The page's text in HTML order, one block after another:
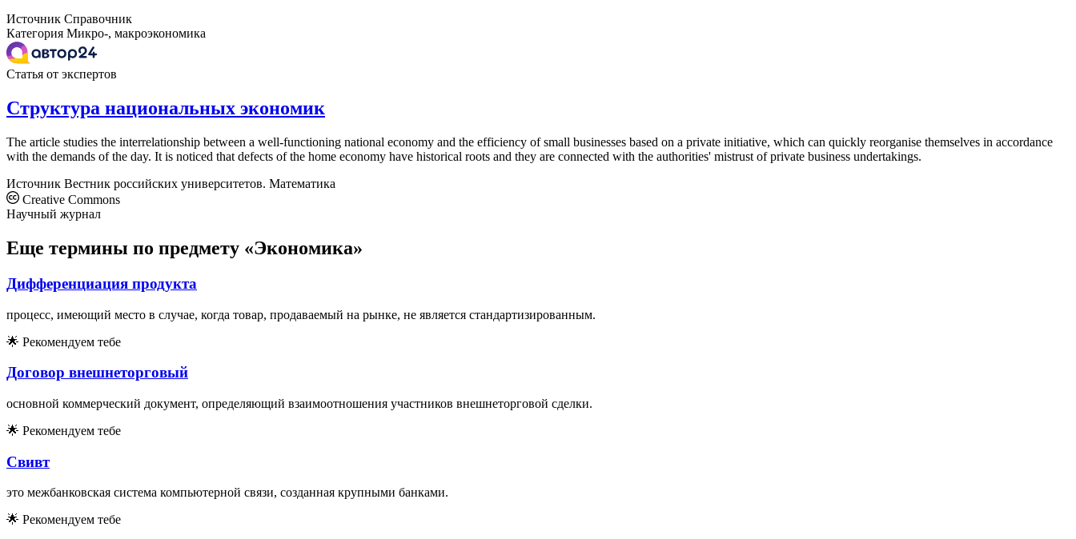
Источник Справочник
Категория Микро-, макроэкономика
Статья от экспертов
Структура национальных экономик
The article studies the interrelationship between a well-functioning national economy and the efficiency of small businesses based on a private initiative, which can quickly reorganise themselves in accordance
with the demands of the day. It is noticed that defects of the home economy have historical roots and they are connected with the authorities' mistrust of private business undertakings.
Источник Вестник российских университетов. Математика
Creative Commons
Научный журнал
Еще термины по предмету «Экономика»
Дифференциация продукта
процесс, имеющий место в случае, когда товар, продаваемый на рынке, не является стандартизированным.
🌟 Рекомендуем тебе
Договор внешнеторговый
основной коммерческий документ, определяющий взаимоотношения участников внешнеторговой сделки.
🌟 Рекомендуем тебе
Свивт
это межбанковская система компьютерной связи, созданная крупными банками.
🌟 Рекомендуем тебе